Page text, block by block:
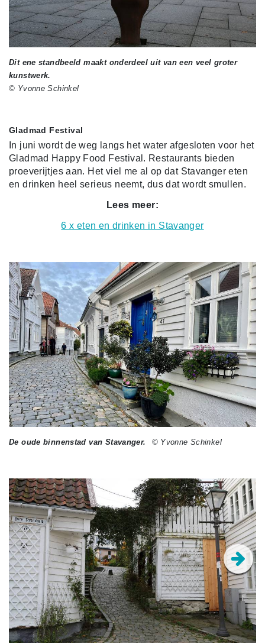
Dit ene standbeeld maakt onderdeel uit van een veel groter
kunstwerk.
© Yvonne Schinkel
Gladmad Festival
In juni wordt de weg langs het water afgesloten voor het
Gladmad Happy Food Festival. Restaurants bieden
proeverijtjes aan. Het viel me al op dat Stavanger eten
en drinken heel serieus neemt, dus dat wordt smullen.
Lees meer:
6 x eten en drinken in Stavanger
De oude binnenstad van Stavanger. © Yvonne Schinkel